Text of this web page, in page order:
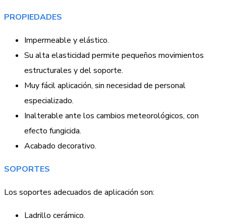
PROPIEDADES
Impermeable y elástico.
Su alta elasticidad permite pequeños movimientos
estructurales y del soporte.
Muy fácil aplicación, sin necesidad de personal
especializado.
Inalterable ante los cambios meteorológicos, con
efecto fungicida.
Acabado decorativo.
SOPORTES
Los soportes adecuados de aplicación son:
Ladrillo cerámico.